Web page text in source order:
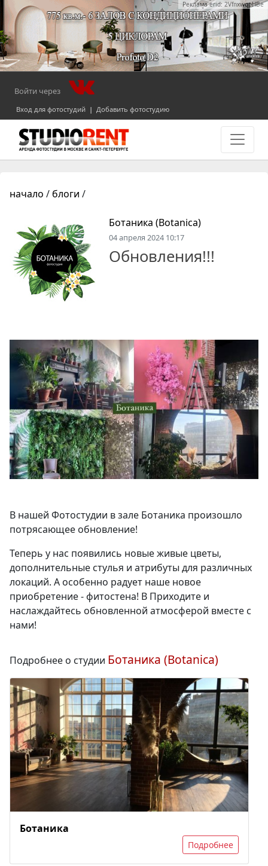
Реклама erid: 2VfnxwqpHBe
Войти через
Вход для фотостудий | Добавить фотостудию
начало / блоги /
Ботаника (Botanica)
04 апреля 2024 10:17
Обновления!!!
В нашей Фотостудии в зале Ботаника произошло
потрясающее обновление!
Теперь у нас появились новые живые цветы,
дополнительные стулья и атрибуты для различных
локаций. А особенно радует наше новое
приобретение - фитостена! В Приходите и
наслаждайтесь обновленной атмосферой вместе с
нами!
Подробнее о студии Ботаника (Botanica)
Ботаника
Подробнее